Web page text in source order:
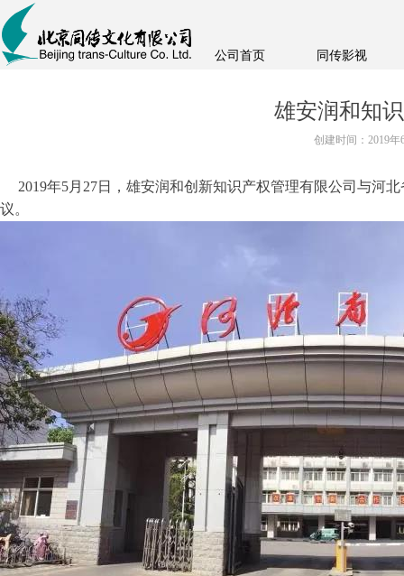
公司首页 同传影视
雄安润和知
2019年5月27日，雄安润和创新知识产权管理有限公司与河
议。
创建时间： 2019年